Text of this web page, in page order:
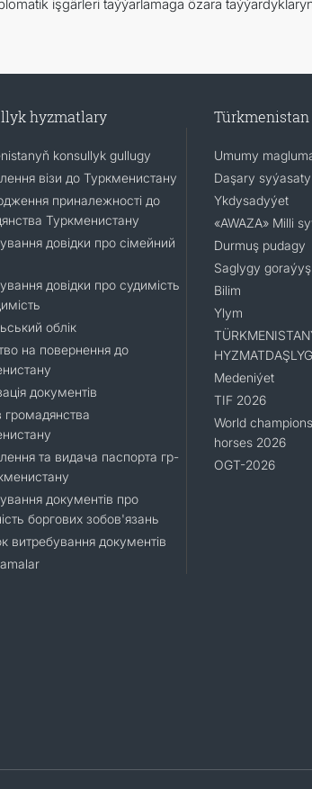
işgärleri taýýarlamaga özara
hyzmatlary
konsullyk gullugy
візи до Туркменистану
приналежності до
Туркменистану
довідки про сімейний
довідки про судимість
облік
на повернення до
документів
громадянства
та видача паспорта гр-
документів про
боргових зобов'язань
витребування документів
Türkmenistan
Umumy
Daşary syýasaty
Ykdysadyýet
«AWAZA» Milli
Durmuş pudagy
Saglygy goraýyş
Bilim
Ylym
Medeniýet
TIF 2026
World
horses 2026
OGT-2026